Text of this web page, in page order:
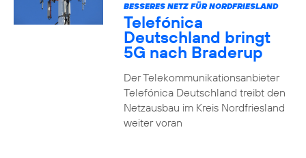
BESSERES NETZ FÜR NORDFRIESLAND
Telefónica
Deutschland bringt
5G nach Braderup
Der Telekommunikationsanbieter
Telefónica Deutschland treibt den
Netzausbau im Kreis Nordfriesland
weiter voran